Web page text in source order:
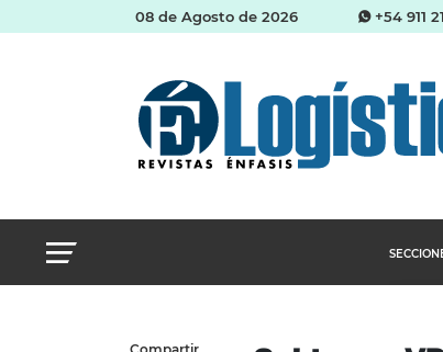
08 de Agosto de 2026 +54 911